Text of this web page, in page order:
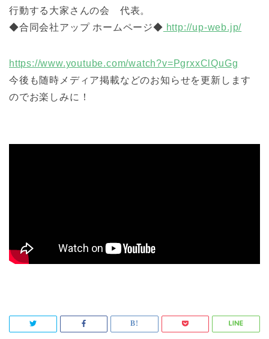
行動する大家さんの会 代表。
◆合同会社アップ ホームページ◆ http://up-web.jp/
https://www.youtube.com/watch?v=PgrxxClQuGg
今後も随時メディア掲載などのお知らせを更新します
のでお楽しみに！